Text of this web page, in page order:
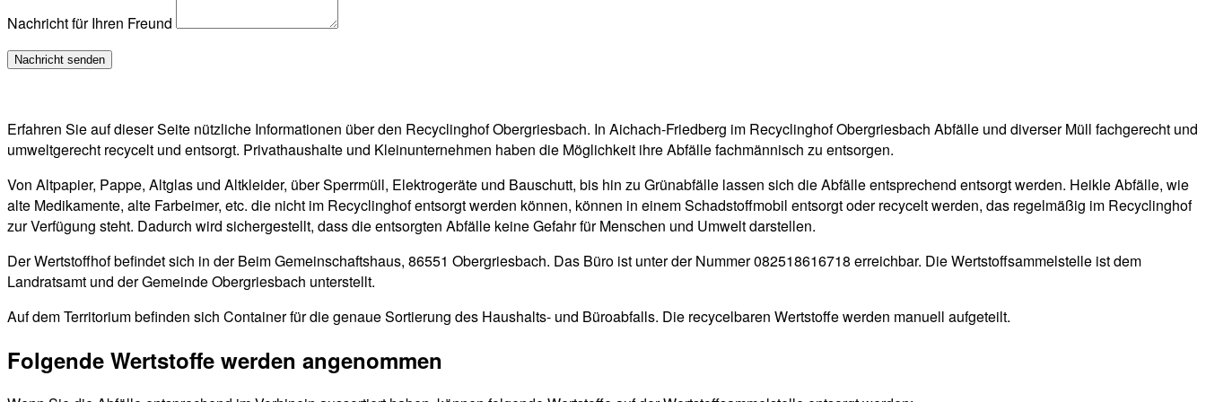
Nachricht für Ihren Freund
Erfahren Sie auf dieser Seite nützliche Informationen über den Recyclinghof Obergriesbach. In Aichach-Friedberg im Recyclinghof Obergriesbach Abfälle und diverser Müll fachgerecht und
umweltgerecht recycelt und entsorgt. Privathaushalte und Kleinunternehmen haben die Möglichkeit ihre Abfälle fachmännisch zu entsorgen.
Von Altpapier, Pappe, Altglas und Altkleider, über Sperrmüll, Elektrogeräte und Bauschutt, bis hin zu Grünabfälle lassen sich die Abfälle entsprechend entsorgt werden. Heikle Abfälle, wie
alte Medikamente, alte Farbeimer, etc. die nicht im Recyclinghof entsorgt werden können, können in einem Schadstoffmobil entsorgt oder recycelt werden, das regelmäßig im Recyclinghof
zur Verfügung steht. Dadurch wird sichergestellt, dass die entsorgten Abfälle keine Gefahr für Menschen und Umwelt darstellen.
Der Wertstoffhof befindet sich in der Beim Gemeinschaftshaus, 86551 Obergriesbach. Das Büro ist unter der Nummer 082518616718 erreichbar. Die Wertstoffsammelstelle ist dem
Landratsamt und der Gemeinde Obergriesbach unterstellt.
Auf dem Territorium befinden sich Container für die genaue Sortierung des Haushalts- und Büroabfalls. Die recycelbaren Wertstoffe werden manuell aufgeteilt.
Folgende Wertstoffe werden angenommen